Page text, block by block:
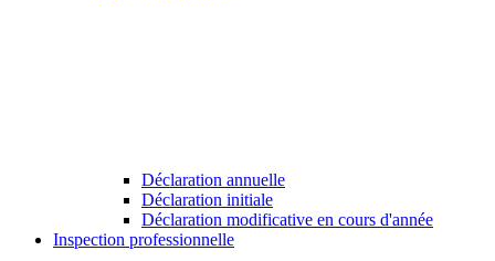
Déclaration annuelle
Déclaration initiale
Déclaration modificative en cours d'année
Inspection professionnelle